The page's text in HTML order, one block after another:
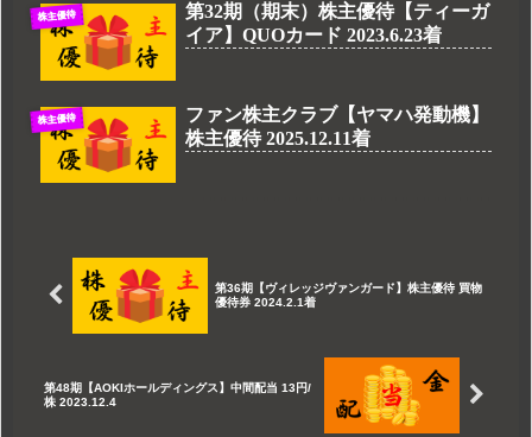
株主優待
第32期（期末）株主優待【ティーガ
イア】QUOカード 2023.6.23着
株主優待
ファン株主クラブ【ヤマハ発動機】
株主優待 2025.12.11着
第36期【ヴィレッジヴァンガード】株主優待 買物
優待券 2024.2.1着
第48期【AOKIホールディングス】中間配当 13円/
株 2023.12.4